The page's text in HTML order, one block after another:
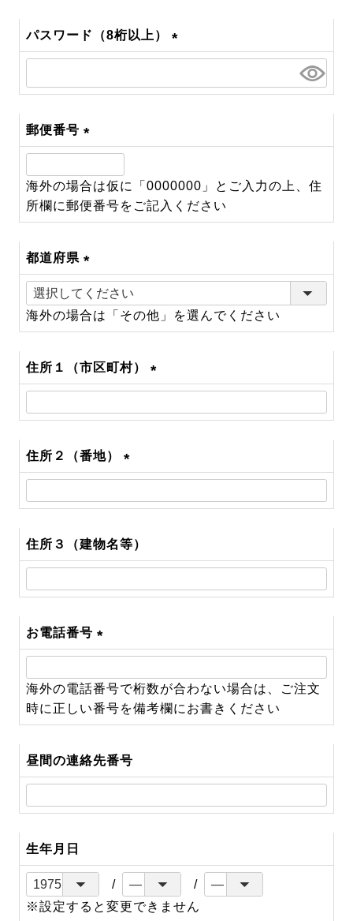
パスワード（8桁以上）
(必
郵便番号
(必
須)
海外の場合は仮に「0000000」とご入力の上、住
所欄に郵便番号をご記入ください
都道府県
(必
須)
海外の場合は「その他」を選んでください
住所１（市区町村）
(必
須)
住所２（番地）
(必
須)
住所３（建物名等）
お電話番号
(必
須)
海外の電話番号で桁数が合わない場合は、ご注文
時に正しい番号を備考欄にお書きください
昼間の連絡先番号
生年月日
※設定すると変更できません